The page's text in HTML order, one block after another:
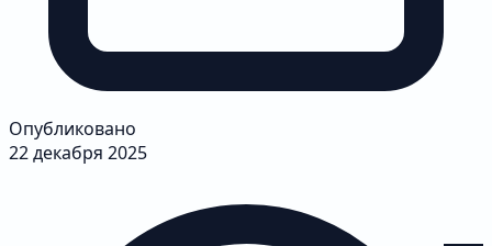
Опубликовано
22 декабря 2025